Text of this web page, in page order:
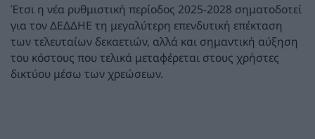
Έτσι η νέα ρυθμιστική περίοδος 2025-2028 σηματοδοτεί
για τον ΔΕΔΔΗΕ τη μεγαλύτερη επενδυτική επέκταση
των τελευταίων δεκαετιών, αλλά και σημαντική αύξηση
του κόστους που τελικά μεταφέρεται στους χρήστες
δικτύου μέσω των χρεώσεων.